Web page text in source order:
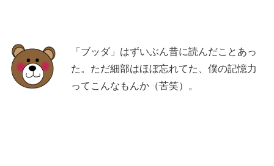
「ブッダ」はずいぶん昔に読んだことあっ
た。ただ細部はほぼ忘れてた、僕の記憶力
ってこんなもんか（苦笑）。